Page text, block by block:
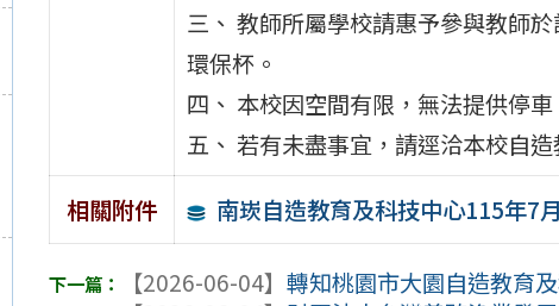
三、 教師所屬學校請惠予參與教師
環保杯。
四、 本校因空間有限，無法提供停
五、 若有未盡事宜，請逕洽本校自
相關附件
南崁自造教育及科技中心115年7
【2026-06-04】轉知桃園市大園自造教育